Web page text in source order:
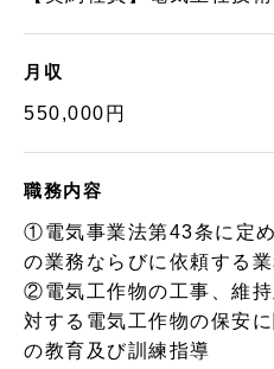
月収
550,000円
職務内容
①電気事業法第43条に定
の業務ならびに依頼する業
②電気工作物の工事、維
対する電気工作物の保安
の教育及び訓練指導